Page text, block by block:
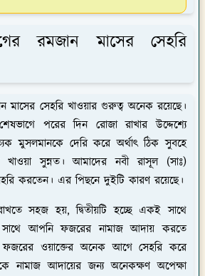
রমজান মাসের সেহরি
মাসের সেহরি খাওয়ার গুরুত্ব অনেক রয়েছে।
পরের দিন রোজা রাখার উদ্দেশ্যে
মুসলমানকে দেরি করে অর্থাৎ ঠিক সুবহে
খাওয়া সুন্নত। আমাদের নবী রাসূল (সাঃ)
করতেন। এর পিছনে দুইটি কারণ রয়েছে।
সহজ হয়, দ্বিতীয়টি হচ্ছে একই সাথে
সাথে আপনি ফজরের নামাজ আদায় করতে
ওয়াক্তের অনেক আগে সেহরি করে
নামাজ আদায়ের জন্য অনেকক্ষণ অপেক্ষা